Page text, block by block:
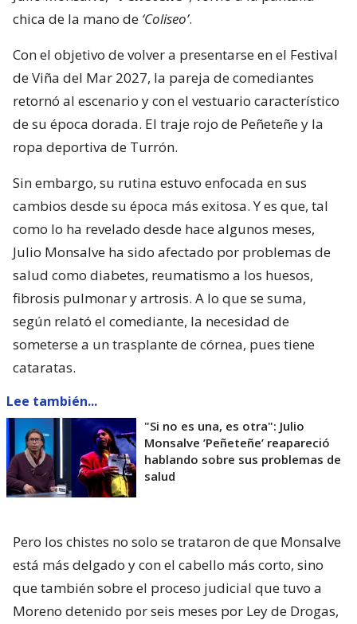
chica de la mano de ‘Coliseo’.
Con el objetivo de volver a presentarse en el Festival
de Viña del Mar 2027, la pareja de comediantes
retornó al escenario y con el vestuario característico
de su época dorada. El traje rojo de Peñeteñe y la
ropa deportiva de Turrón.
Sin embargo, su rutina estuvo enfocada en sus
cambios desde su época más exitosa. Y es que, tal
como lo ha revelado desde hace algunos meses,
Julio Monsalve ha sido afectado por problemas de
salud como diabetes, reumatismo a los huesos,
fibrosis pulmonar y artrosis. A lo que se suma,
según relató el comediante, la necesidad de
someterse a un trasplante de córnea, pues tiene
cataratas.
Lee también...
"Si no es una, es otra": Julio
Monsalve ’Peñeteñe’ reapareció
hablando sobre sus problemas de
salud
Pero los chistes no solo se trataron de que Monsalve
está más delgado y con el cabello más corto, sino
que también sobre el proceso judicial que tuvo a
Moreno detenido por seis meses por Ley de Drogas,